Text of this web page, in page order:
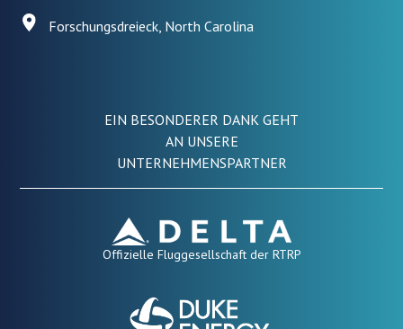
Forschungsdreieck, North Carolina
EIN BESONDERER DANK GEHT
AN UNSERE
UNTERNEHMENSPARTNER
Offizielle Fluggesellschaft der RTRP